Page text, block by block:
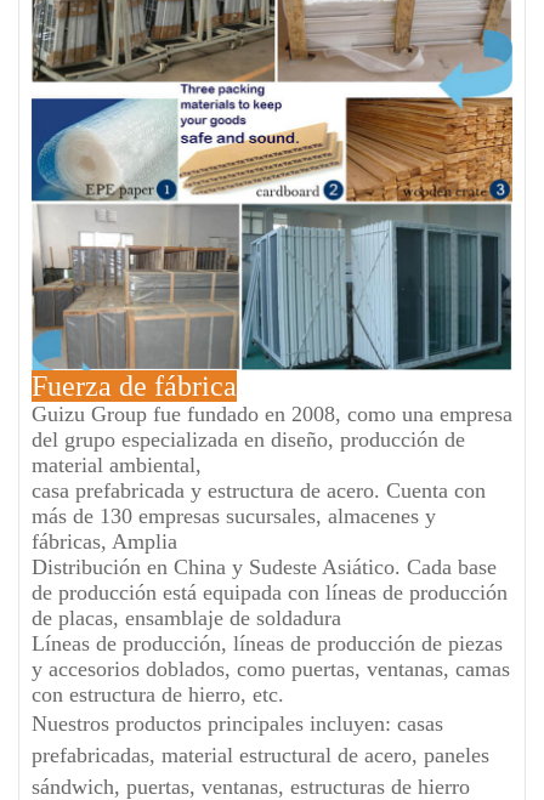
Fuerza de fábrica
Guizu Group fue fundado en 2008, como una empresa
del grupo especializada en diseño, producción de
material ambiental,
casa prefabricada y estructura de acero. Cuenta con
más de 130 empresas sucursales, almacenes y
fábricas, Amplia
Distribución en China y Sudeste Asiático. Cada base
de producción está equipada con líneas de producción
de placas, ensamblaje de soldadura
Líneas de producción, líneas de producción de piezas
y accesorios doblados, como puertas, ventanas, camas
con estructura de hierro, etc.
Nuestros productos principales incluyen: casas
prefabricadas, material estructural de acero, paneles
sándwich, puertas, ventanas, estructuras de hierro